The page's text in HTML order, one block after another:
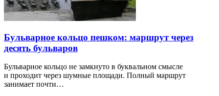
Бульварное кольцо пешком: маршрут через
десять бульваров
Бульварное кольцо не замкнуто в буквальном смысле
и проходит через шумные площади. Полный маршрут
занимает почти…